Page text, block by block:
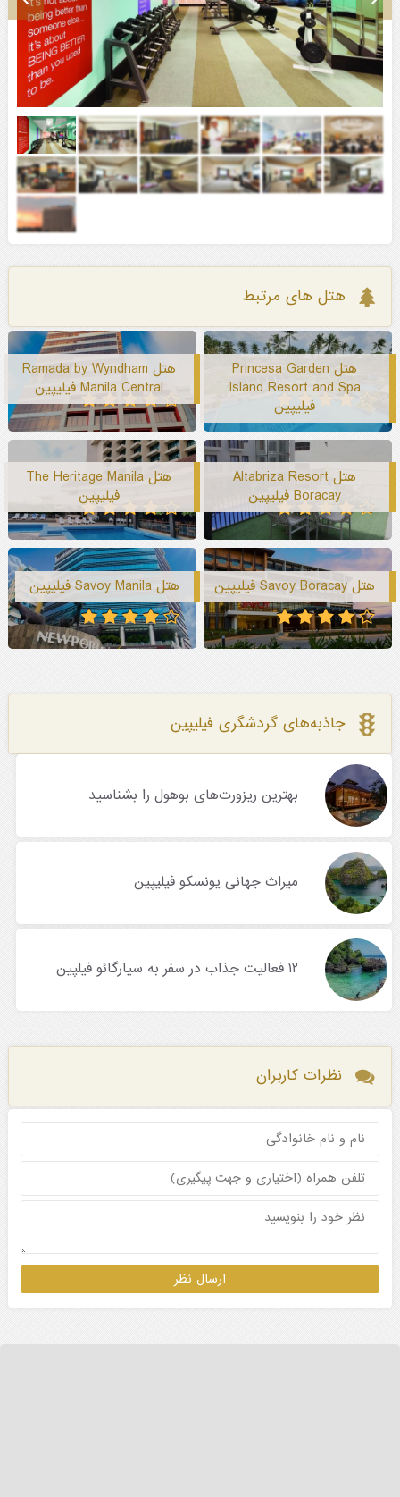
هتل های مرتبط
هتل Princesa Garden
Island Resort and Spa
فیلیپین
هتل Ramada by Wyndham
Manila Central فیلیپین
هتل Altabriza Resort
Boracay فیلیپین
هتل The Heritage Manila
فیلیپین
هتل Savoy Boracay فیلیپین هتل Savoy Manila فیلیپین
جاذبه‌های گردشگری فیلیپین
بهترین ریزورت‌های بوهول را بشناسید
میراث جهانی یونسکو فیلیپین
۱۲ فعالیت جذاب در سفر به سیارگائو فیلپین
نظرات کاربران